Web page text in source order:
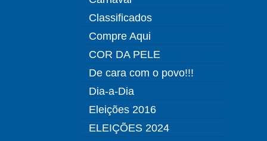
Classificados
Compre Aqui
COR DA PELE
De cara com o povo!!!
Dia-a-Dia
Eleições 2016
ELEIÇÕES 2024